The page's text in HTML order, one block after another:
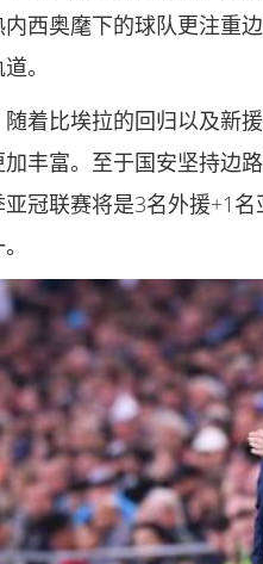
西奥麾下的球队更注重
。
着比埃拉的回归以及新
加丰富。至于国安坚持边
亚冠联赛将是3名外援+1